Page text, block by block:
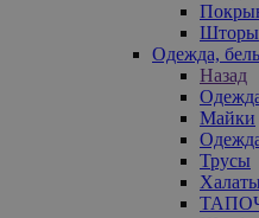
Шторы
Одежда,
Назад
Майки
Трусы
Халаты